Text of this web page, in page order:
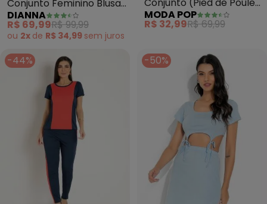
Conjunto Feminino Blusa
e Calça em Ribana
(Preto)
DIANNA
R$ 69,99R$ 99,99
ou 2x de R$ 34,99 sem juros
com Cropped e Saia
MODA POP
R$ 32,99R$ 69,99
-44% -50%